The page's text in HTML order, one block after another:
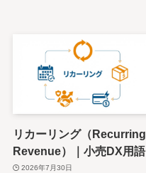
リカーリング（Recurring
Revenue）｜小売DX用語
2026年7月30日